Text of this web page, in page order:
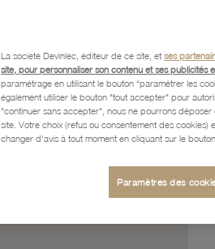
La société Devinlec, éditeur de ce site, et ses
site, pour personnaliser son contenu et ses publicités
paramétrage en utilisant le bouton “paramétrer les
également utiliser le bouton "tout accepter" pour
"continuer sans accepter", nous ne pourrons
site. Votre choix (refus ou consentement des
changer d'avis à tout moment en cliquant sur le
Paramètres des